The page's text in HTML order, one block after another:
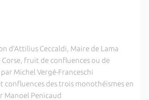
d’Attilius Ceccaldi, Maire de Lama
Corse, fruit de confluences ou de
Michel Vergé-Franceschi
confluences des trois monothéismes en
Manoel Penicaud